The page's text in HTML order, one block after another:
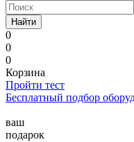
Найти
0
0
0
Корзина
Пройти тест
Бесплатный подбор
ваш
подарок